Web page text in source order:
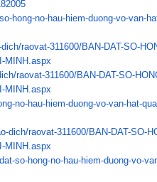
hong-no-hau-hiem-duong-vo-van-
raovat-311600/BAN-DAT-SO-
MINH.aspx
raovat-311600/BAN-DAT-SO-
MINH.aspx
no-hau-hiem-duong-vo-van-hat-
dich/raovat-311600/BAN-DAT-SO-
MINH.aspx
so-hong-no-hau-hiem-duong-vo-